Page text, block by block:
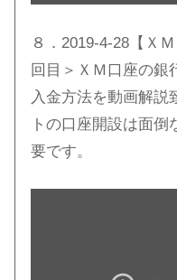
８．2019-4-28【Ｘ
回目＞ＸＭ口座の銀
入金方法を動画解説
トの口座開設は面
要です。